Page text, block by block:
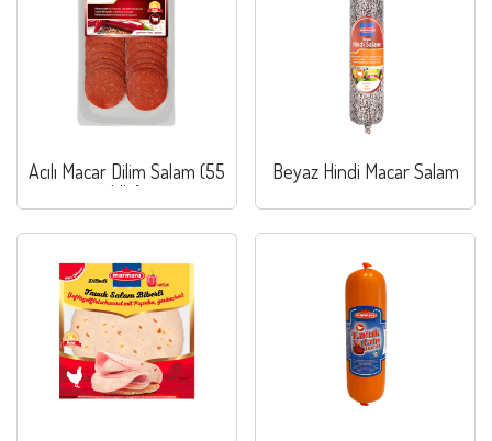
Acılı Macar Dilim Salam (55
klb.)
Beyaz Hindi Macar Salam